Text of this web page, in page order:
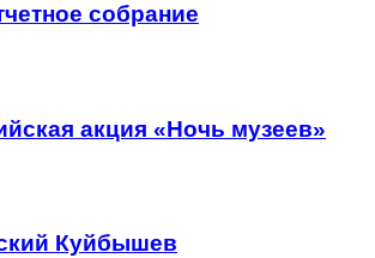
собрание
акция «Ночь музеев»
Куйбышев